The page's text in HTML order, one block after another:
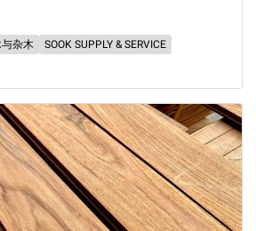
与杂木
SOOK SUPPLY & SERVICE